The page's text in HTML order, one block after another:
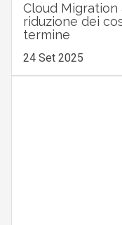
Cloud Migration
riduzione dei
termine
24 Set 2025